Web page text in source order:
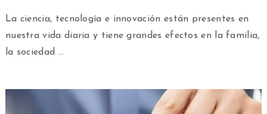
La ciencia, tecnología e innovación están presentes en
nuestra vida diaria y tiene grandes efectos en la familia,
la sociedad …